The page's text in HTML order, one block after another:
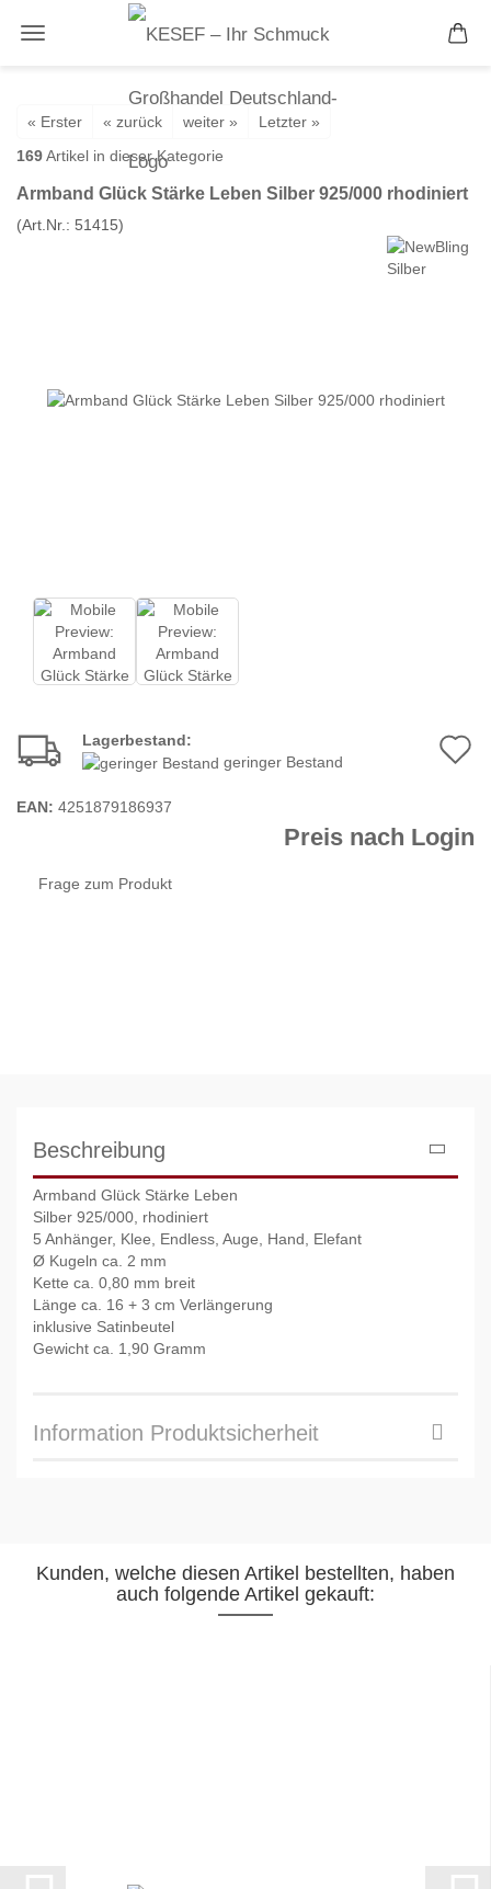
« Erster « zurück weiter »
Letzter »
169Artikel in dieser Kategorie
Armband Glück Stärke Leben Silber 925/000 rhodiniert
(Art.Nr.: 51415)
Lagerbestand:
geringer Bestand
EAN: 4251879186937
Preis nach Login
Frage zum Produkt
Beschreibung
Armband Glück Stärke Leben
Silber 925/000, rhodiniert
5 Anhänger, Klee, Endless, Auge, Hand, Elefant
Ø Kugeln ca. 2 mm
Kette ca. 0,80 mm breit
Länge ca. 16 + 3 cm Verlängerung
inklusive Satinbeutel
Gewicht ca. 1,90 Gramm
Information Produktsicherheit
Kunden, welche diesen Artikel bestellten, haben
auch folgende Artikel gekauft: